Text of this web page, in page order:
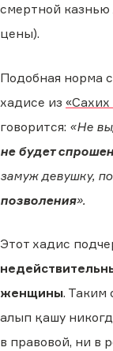
смертной казнью
цены).
Подобная норма
хадисе из
говорится: «Не
не будет
замуж девушку,
позволения».
Этот хадис
женщины. Таким
алып қашу
в правовой, ни в